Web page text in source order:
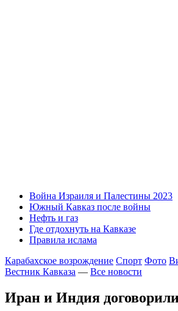
Война Израиля и Палестины 2023
Южный Кавказ после войны
Нефть и газ
Где отдохнуть на Кавказе
Правила ислама
Карабахское возрождение Спорт Фото
Вестник Кавказа — Все новости
Иран и Индия